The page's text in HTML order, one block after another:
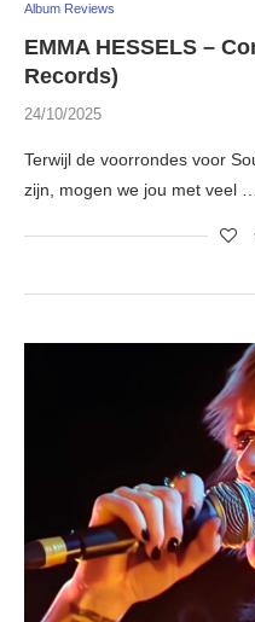
Album Reviews
EMMA HESSELS –
Records)
24/10/2025
Terwijl de voorrondes voor
zijn, mogen we jou met veel …